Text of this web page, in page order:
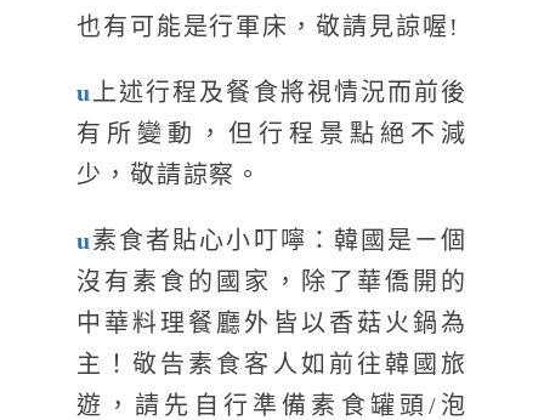
也有可能是行軍床，敬請見諒喔!
u 上述行程及餐食將視情況而前後
有所變動，但行程景點絕不減
少，敬請諒察。
u素食者貼心小叮嚀：韓國是ㄧ個
沒有素食的國家，除了華僑開的
中華料理餐廳外皆以香菇火鍋為
主！敬告素食客人如前往韓國旅
遊，請先自行準備素食罐頭/泡